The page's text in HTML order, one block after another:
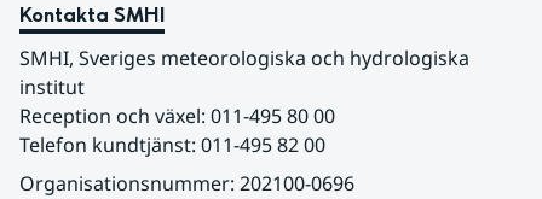
Kontakta SMHI
SMHI, Sveriges meteorologiska och hydrologiska
institut
Reception och växel: 011-495 80 00
Telefon kundtjänst: 011-495 82 00
Organisationsnummer: 202100-0696